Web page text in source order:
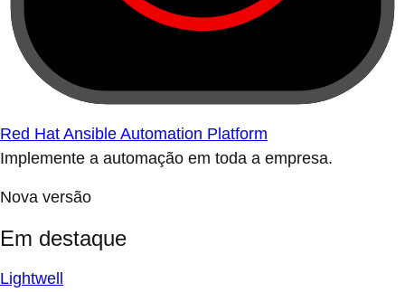
Red Hat Ansible Automation Platform
Implemente a automação em toda a empresa.
Nova versão
Em destaque
Lightwell